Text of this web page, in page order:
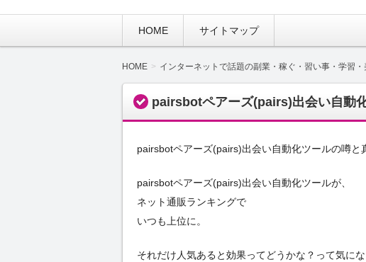
HOME サイトマップ
HOME インターネットで話題の副業・稼ぐ・習い事・学習
pairsbotペアーズ(pairs)出会い自動
pairsbotペアーズ(pairs)出会い自動化ツールの噂と
pairsbotペアーズ(pairs)出会い自動化ツールが、
ネット通販ランキングで
いつも上位に。
それだけ人気あると効果ってどうかな？って気にな